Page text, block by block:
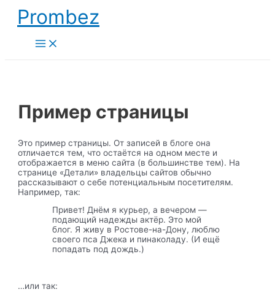
Перейти
содержимому
Prombez
Main
Menu
Пример страницы
Это пример страницы. От записей в блоге она
отличается тем, что остаётся на одном месте и
отображается в меню сайта (в большинстве тем). На
странице «Детали» владельцы сайтов обычно
рассказывают о себе потенциальным посетителям.
Например, так:
Привет! Днём я курьер, а вечером —
подающий надежды актёр. Это мой
блог. Я живу в Ростове-на-Дону, люблю
своего пса Джека и пинаколаду. (И ещё
попадать под дождь.)
…или так: